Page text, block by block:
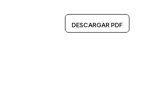
DESCARGAR PDF